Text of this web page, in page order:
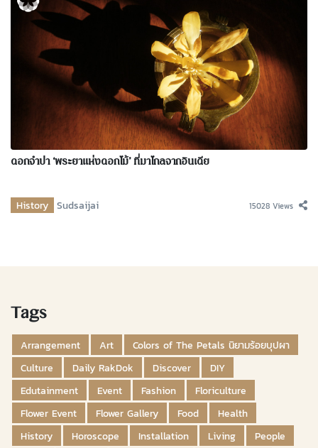
ดอกจำปา ‘พระยาแห่งดอกไม้’ ที่มาไกลจากอินเดีย
History Sudsaijai 15028 Views
Tags
Arrangement Art
Colors of The Petals นิยามร้อยบุปผา
Culture
Daily RakDok Discover
DIY
Edutainment
Event Fashion
Floriculture
Flower Event
Flower Gallery Food
Health
History
Horoscope Installation Living
People